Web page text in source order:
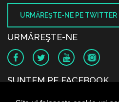
URMĂREŞTE-NE PE TWITTER
URMĂREŞTE-NE
SUNTEM PE FACEBOOK